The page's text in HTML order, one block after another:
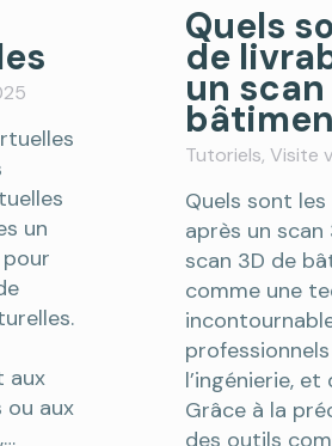
un
aux
ou aux
Quels
de
un scan
Tutoriels,Visite
Quels sont
après un
scan 3D de
comme une
l’ingénierie,
Grâce à la
des outils